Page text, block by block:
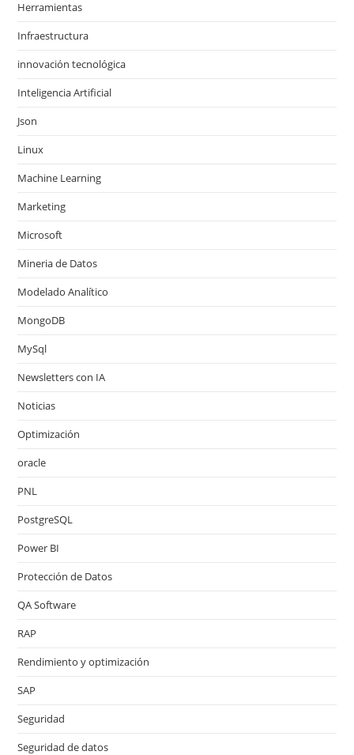
Herramientas
Infraestructura
innovación tecnológica
Inteligencia Artificial
Json
Linux
Machine Learning
Marketing
Microsoft
Mineria de Datos
Modelado Analítico
MongoDB
MySql
Newsletters con IA
Noticias
Optimización
oracle
PNL
PostgreSQL
Power BI
Protección de Datos
QA Software
RAP
Rendimiento y optimización
SAP
Seguridad
Seguridad de datos